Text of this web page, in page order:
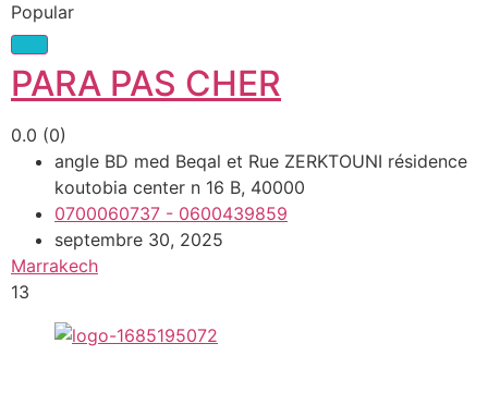
Popular
PARA PAS CHER
0.0 (0)
angle BD med Beqal et Rue ZERKTOUNI résidence
koutobia center n 16 B, 40000
0700060737 - 0600439859
septembre 30, 2025
Marrakech
13